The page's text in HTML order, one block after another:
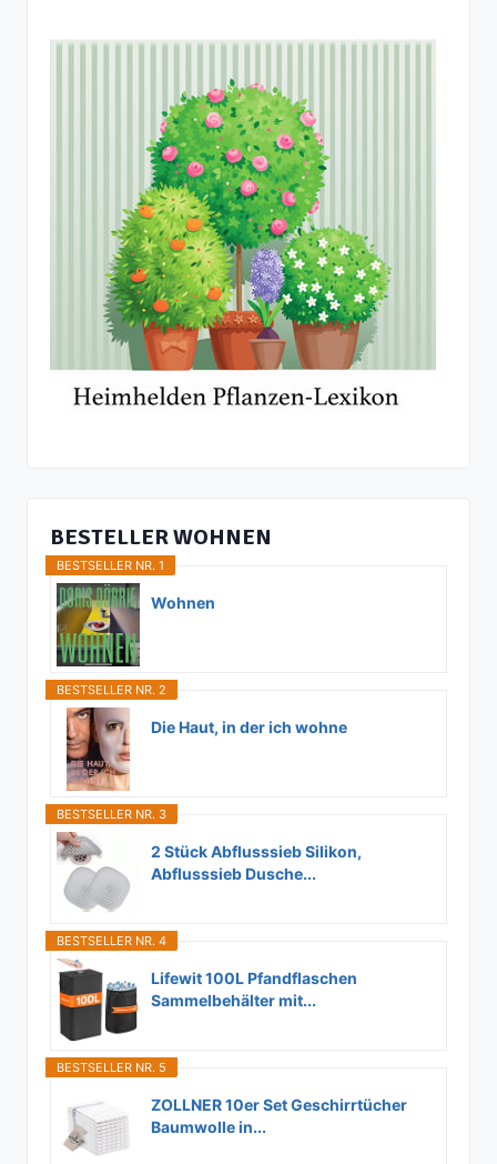
BESTELLER WOHNEN
BESTSELLER NR. 1
Wohnen
BESTSELLER NR. 2
Die Haut, in der ich wohne
BESTSELLER NR. 3
2 Stück Abflusssieb Silikon,
Abflusssieb Dusche...
BESTSELLER NR. 4
Lifewit 100L Pfandflaschen
Sammelbehälter mit...
BESTSELLER NR. 5
ZOLLNER 10er Set Geschirrtücher
Baumwolle in...